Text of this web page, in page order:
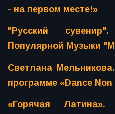
- на первом месте!»
"Русский
Популярной Музыки
Светлана
программе «Dance
«Горячая Латина».